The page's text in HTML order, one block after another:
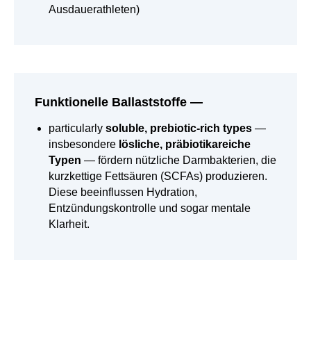
Ausdauerathleten)
Funktionelle Ballaststoffe —
particularly soluble, prebiotic-rich types —
insbesondere lösliche, präbiotikareiche
Typen — fördern nützliche Darmbakterien, die
kurzkettige Fettsäuren (SCFAs) produzieren.
Diese beeinflussen Hydration,
Entzündungskontrolle und sogar mentale
Klarheit.